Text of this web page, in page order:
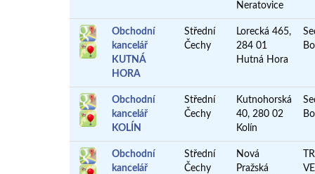
Neratovice
Obchodní
kancelář
KUTNÁ
HORA
Střední
Čechy
Lorecká 465,
284 01
Hutná Hora
Obchodní
kancelář
KOLÍN
Střední
Čechy
Kutnohorská
40, 280 02
Kolín
Obchodní
kancelář
Střední
Čechy
Nová
Pražská